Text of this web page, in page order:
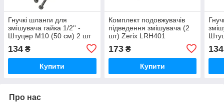
Гнучкі шланги для
змішувача гайка 1/2'' -
Штуцер M10 (50 см) 2 шт
134 ₴
Купити
Комплект подовжувачів
підведення змішувача (2
шт) Zerix LRH401
173₴
Купити
134
Про нас